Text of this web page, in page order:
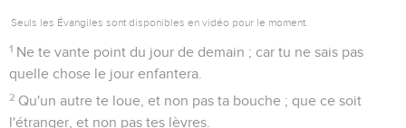
Seuls les Évangiles sont disponibles en vidéo pour le moment.
1 Ne te vante point du jour de demain ; car tu ne sais pas
quelle chose le jour enfantera.
2 Qu'un autre te loue, et non pas ta bouche ; que ce soit
l'étranger, et non pas tes lèvres.